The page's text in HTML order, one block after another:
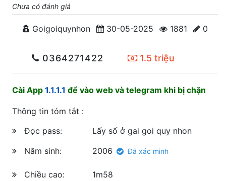
Chưa có đánh giá
Goigoiquynhon 30-05-2025 1881 0
0364271422 1.5 triệu
Cài App 1.1.1.1 để vào web và telegram khi bị chặn
Thông tin tóm tắt :
Đọc pass:
Lấy số ở gai goi quy nhon
Năm sinh:
2006 Đã xác minh
Chiều cao:
1m58